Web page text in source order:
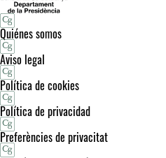
Quiénes somos
Aviso legal
Política de cookies
Política de privacidad
Preferències de privacitat